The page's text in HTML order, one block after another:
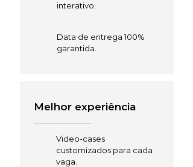
interativo.
Data de entrega 100%
garantida.
Melhor experiência
Video-cases
customizados para cada
vaga.